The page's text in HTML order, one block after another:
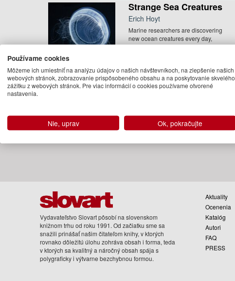
Strange Sea Creatures
Erich Hoyt
Marine researchers are discovering
new ocean creatures every day,
from the warm surface water ...
Na objednávku
Vydavateľstvo Slovart pôsobí na slovenskom
knižnom trhu od roku 1991. Od začiatku sme sa
snažili prinášať našim čitateľom knihy, v ktorých
rovnako dôležitú úlohu zohráva obsah i forma, teda
v ktorých sa kvalitný a náročný obsah spája s
polygraficky i výtvarne bezchybnou formou.
Aktuality
Ocenenia
Katalóg
Autori
FAQ
PRESS
Používame cookies
Môžeme ich umiestniť na analýzu údajov o našich návštevníkoch, na zlepšenie našich
webových stránok, zobrazovanie prispôsobeného obsahu a na poskytovanie skvelého
zážitku z webových stránok. Pre viac informácií o cookies používame otvorené
nastavenia.
Nie, uprav Ok, pokračujte